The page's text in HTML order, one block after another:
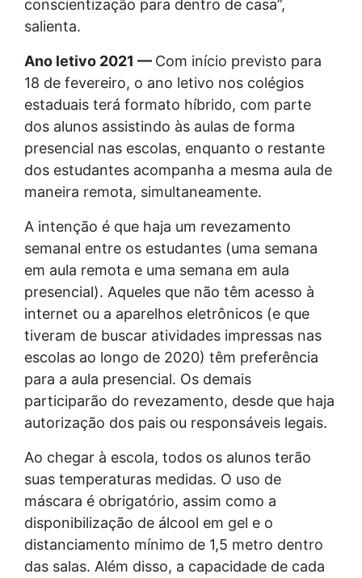
conscientização para dentro de casa”,
salienta.
Ano letivo 2021 — Com início previsto para
18 de fevereiro, o ano letivo nos colégios
estaduais terá formato híbrido, com parte
dos alunos assistindo às aulas de forma
presencial nas escolas, enquanto o restante
dos estudantes acompanha a mesma aula de
maneira remota, simultaneamente.
A intenção é que haja um revezamento
semanal entre os estudantes (uma semana
em aula remota e uma semana em aula
presencial). Aqueles que não têm acesso à
internet ou a aparelhos eletrônicos (e que
tiveram de buscar atividades impressas nas
escolas ao longo de 2020) têm preferência
para a aula presencial. Os demais
participarão do revezamento, desde que haja
autorização dos pais ou responsáveis legais.
Ao chegar à escola, todos os alunos terão
suas temperaturas medidas. O uso de
máscara é obrigatório, assim como a
disponibilização de álcool em gel e o
distanciamento mínimo de 1,5 metro dentro
das salas. Além disso, a capacidade de cada